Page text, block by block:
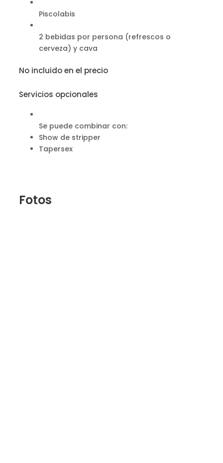
Piscolabis
2 bebidas por persona (refrescos o
cerveza) y cava
No incluido en el precio
Servicios opcionales
Se puede combinar con:
Show de stripper
Tapersex
Fotos